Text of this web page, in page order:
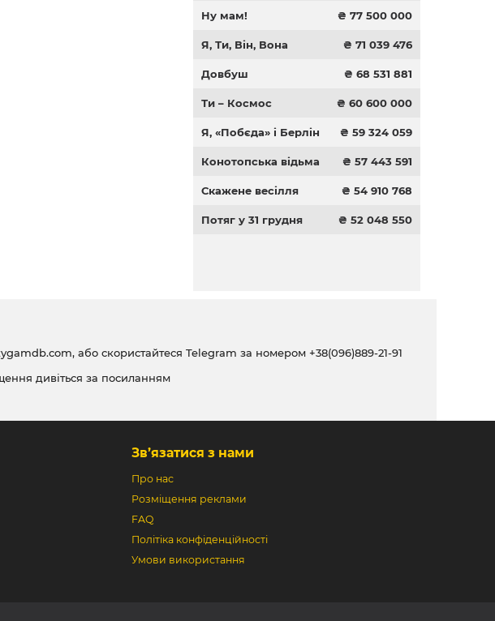
Ну мам! ₴ 77 500 000
Я, Ти, Він, Вона ₴ 71 039 476
Довбуш ₴ 68 531 881
Ти – Космос ₴ 60 600 000
Я, «Побєда» і Берлін ₴ 59 324 059
Конотопська відьма ₴ 57 443 591
Скажене весілля ₴ 54 910 768
Потяг у 31 грудня ₴ 52 048 550
, або скористайтеся Telegram за номером +38(096)889-21-91
дивіться за посиланням
Зв’язатися з нами
Про нас
Розміщення реклами
FAQ
Політіка конфіденційності
Умови використання